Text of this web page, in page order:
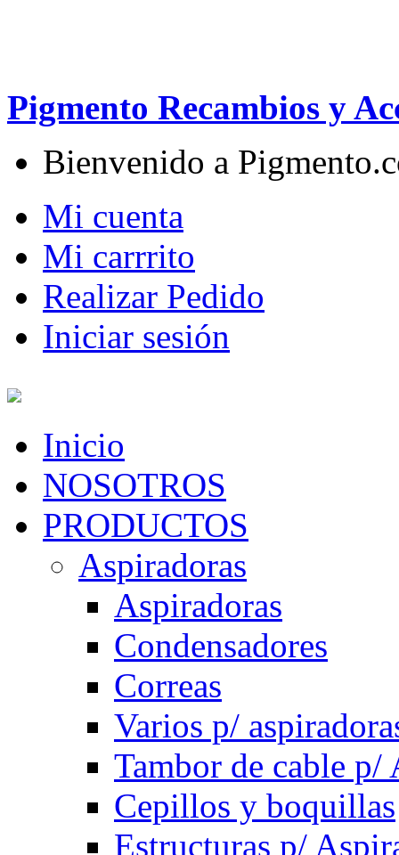
Pigmento Recambios y
Bienvenido a
Mi cuenta
Mi carrrito
Realizar Pedido
Iniciar sesión
Inicio
NOSOTROS
PRODUCTOS
Aspiradoras
Aspiradoras
Condensadores
Correas
Varios p/
Tambor de cable p/
Cepillos y boquillas
Estructuras p/